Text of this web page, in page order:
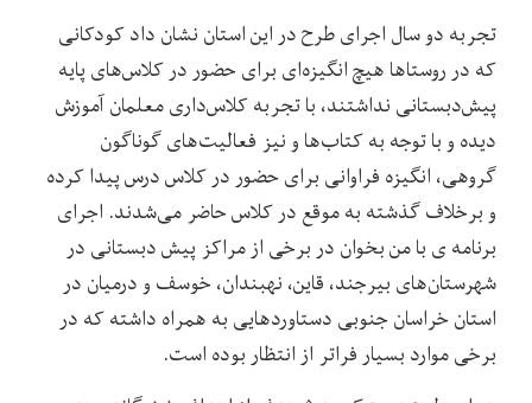
تجربه دو سال اجرای طرح در این استان نشان داد کودکانی
که در روستاها هیچ انگیزه‌ای برای حضور در کلاس‌های پایه
پیش‌دبستانی نداشتند، با تجربه کلاس‌داری معلمان آموزش
دیده و با توجه به کتاب‌ها و نیز فعالیت‌های گوناگون
گروهی، انگیزه فراوانی برای حضور در کلاس‌ درس پیدا کرده
و برخلاف گذشته به موقع در کلاس حاضر می‌شدند. اجرای
برنامه ی با من بخوان در برخی از مراکز پیش دبستانی در
شهرستان‌های بیرجند، قاین، نهبندان، خوسف و درمیان در
استان خراسان جنوبی دستاوردهایی به همراه داشته که در
برخی موارد بسیار فراتر از انتظار بوده است.